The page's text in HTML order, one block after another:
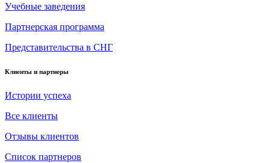
Учебные заведения
Партнерская программа
Представительства в СНГ
Клиенты и партнеры
Истории успеха
Все клиенты
Отзывы клиентов
Список партнеров